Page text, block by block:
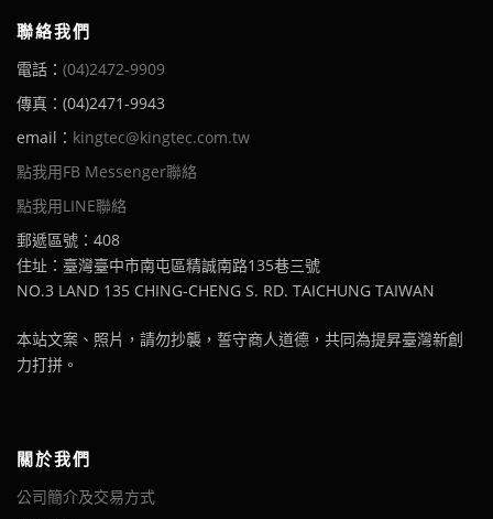
聯絡我們
電話： (04)2472-9909
傳真：(04)2471-9943
email： kingtec@kingtec.com.tw
點我用FB Messenger聯絡
點我用LINE聯絡
郵遞區號：408
住址：臺灣臺中市南屯區精誠南路135巷三號
NO.3 LAND 135 CHING-CHENG S. RD. TAICHUNG TAIWAN
本站文案、照片，請勿抄襲，誓守商人道德，共同為提昇臺灣新創
力打拼。
關於我們
公司簡介及交易方式